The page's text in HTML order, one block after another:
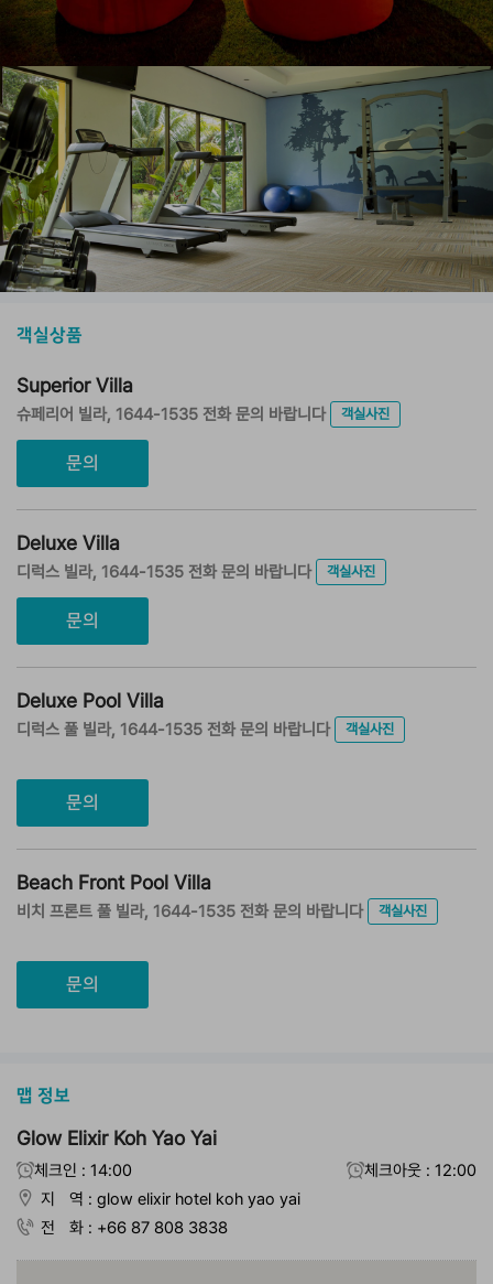
객실상품
Superior Villa
슈페리어 빌라, 1644-1535 전화 문의 바랍니다 객실사진
문의
Deluxe Villa
디럭스 빌라, 1644-1535 전화 문의 바랍니다 객실사진
문의
Deluxe Pool Villa
디럭스 풀 빌라, 1644-1535 전화 문의 바랍니다 객실사진
문의
Beach Front Pool Villa
비치 프론트 풀 빌라, 1644-1535 전화 문의 바랍니다 객실사진
문의
맵 정보
Glow Elixir Koh Yao Yai
체크인 : 14:00
체크아웃 : 12:00
지 역 : glow elixir hotel koh yao yai
전 화 : +66 87 808 3838